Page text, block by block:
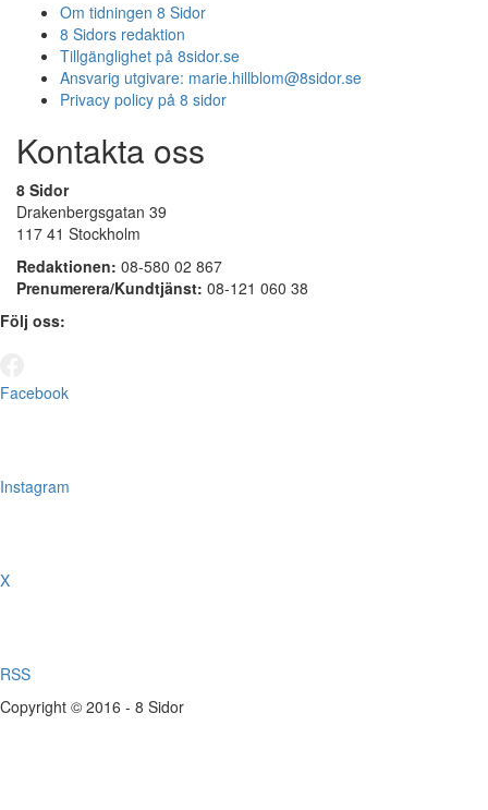
Om tidningen 8 Sidor
8 Sidors redaktion
Tillgänglighet på 8sidor.se
Ansvarig utgivare: marie.hillblom@8sidor.se
Privacy policy på 8 sidor
Kontakta oss
8 Sidor
Drakenbergsgatan 39
117 41 Stockholm
Redaktionen: 08-580 02 867
Prenumerera/Kundtjänst: 08-121 060 38
Följ oss:
Facebook
Instagram
X
RSS
Copyright © 2016 - 8 Sidor